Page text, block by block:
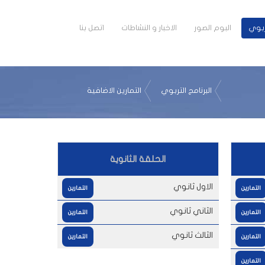
البوم الصور الاخبار و النشاطات اتصل بنا
البرنامج التربوي التمارين الاضافية
التمارين
التمارين
التمارين
التمارين
الحلقة الثانوية
التمارين الاول ثانوي
التمارين الثاني ثانوي
التمارين الثالث ثانوي